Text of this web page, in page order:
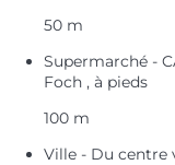
50 m
Supermarché -
Foch , à pieds
100 m
Ville - Du centre